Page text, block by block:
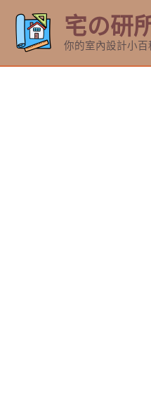
要
宅の研
你的室內設計小百